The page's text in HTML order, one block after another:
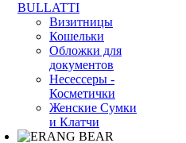
BULLATTI
Визитницы
Кошельки
Обложки для
документов
Несессеры -
Косметички
Женские Сумки
и Клатчи